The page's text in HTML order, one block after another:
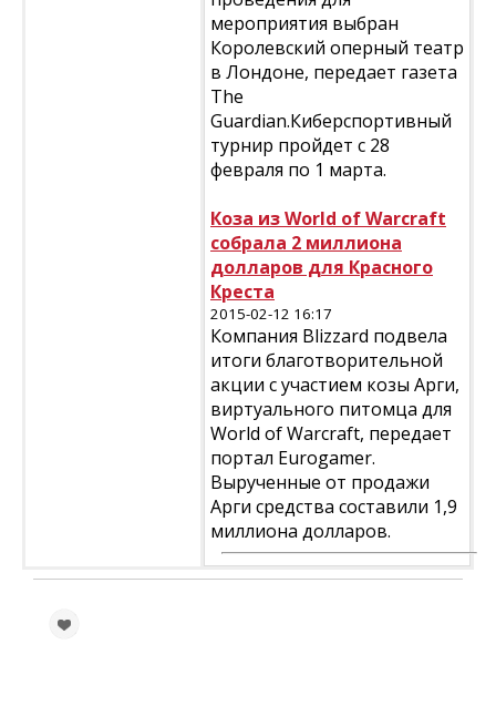
мероприятия выбран
Королевский оперный театр
в Лондоне, передает газета
The
Guardian.Киберспортивный
турнир пройдет с 28
февраля по 1 марта.
Коза из World of Warcraft
собрала 2 миллиона
долларов для Красного
Креста
2015-02-12 16:17
Компания Blizzard подвела
итоги благотворительной
акции с участием козы Арги,
виртуального питомца для
World of Warcraft, передает
портал Eurogamer.
Вырученные от продажи
Арги средства составили 1,9
миллиона долларов.